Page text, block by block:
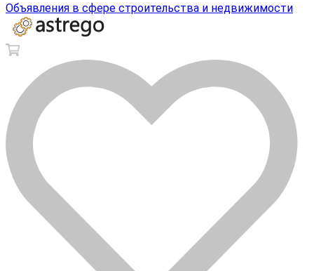
Объявления в сфере строительства и недвижимости